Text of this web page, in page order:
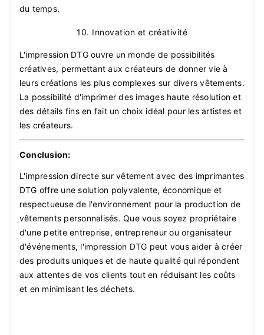
du temps.
10. Innovation et créativité
L'impression DTG ouvre un monde de possibilités
créatives, permettant aux créateurs de donner vie à
leurs créations les plus complexes sur divers vêtements.
La possibilité d'imprimer des images haute résolution et
des détails fins en fait un choix idéal pour les artistes et
les créateurs.
Conclusion:
L'impression directe sur vêtement avec des imprimantes
DTG offre une solution polyvalente, économique et
respectueuse de l'environnement pour la production de
vêtements personnalisés. Que vous soyez propriétaire
d'une petite entreprise, entrepreneur ou organisateur
d'événements, l'impression DTG peut vous aider à créer
des produits uniques et de haute qualité qui répondent
aux attentes de vos clients tout en réduisant les coûts
et en minimisant les déchets.